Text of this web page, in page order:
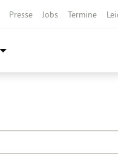
Presse Jobs Termine